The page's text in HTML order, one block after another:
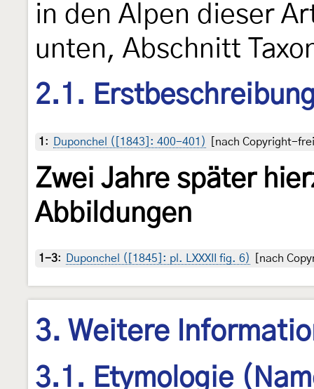
in den Alpen dieser
unten, Abschnitt
2.1.
1 : Duponchel ([1843]: 400-401) [nach Copyright-
Zwei Jahre später
Abbildungen
1-3: Duponchel ([1845]: pl. LXXXII fig. 6) [nach
3. Weitere
3.1. Etymologie